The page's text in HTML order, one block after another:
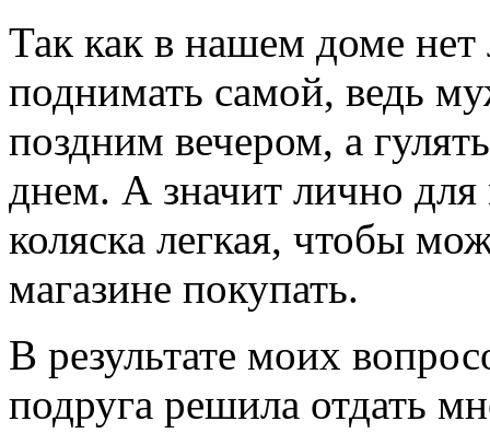
Так как в нашем доме нет
поднимать самой, ведь
поздним вечером, а
днем. А значит лично
коляска легкая, чтобы
магазине покупать.
В результате моих
подруга решила отдать